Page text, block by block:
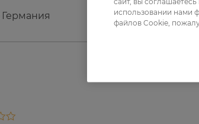
Германия
использовании нами
файлов Cookie,